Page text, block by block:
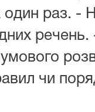
раз. -
чи